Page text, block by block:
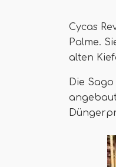
Cycas
Palme.
alten
Die